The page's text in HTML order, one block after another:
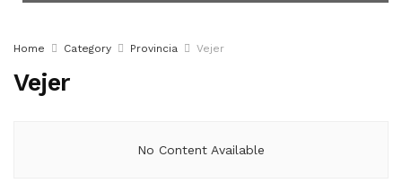
Home Category Provincia Vejer
Vejer
No Content Available